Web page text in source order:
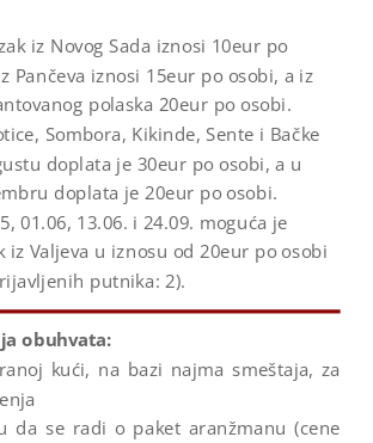
iz Novog Sada iznosi 10eur po
Pančeva iznosi 15eur po osobi, a iz
polaska 20eur po osobi.
Sombora, Kikinde, Sente i Bačke
doplata je 30eur po osobi, a u
doplata je 20eur po osobi.
01.06, 13.06. i 24.09. moguća je
iz Valjeva u iznosu od 20eur po osobi
putnika: 2).
obuhvata:
kući, na bazi najma smeštaja, za
da se radi o paket aranžmanu (cene